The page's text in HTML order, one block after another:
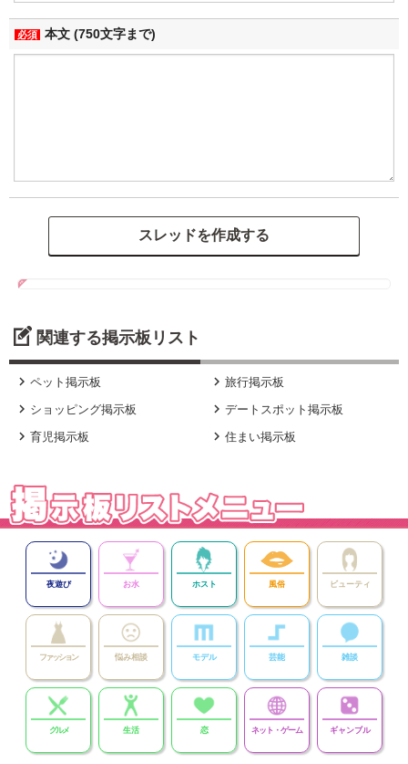
必須 本文 (750文字まで)
関連する掲示板リスト
 ペット掲示板  旅行掲示板
 ショッピング掲示板  デートスポット掲示板
 育児掲示板  住まい掲示板
夜遊び お水 ホスト 風俗 ビューティ
ファッション 悩み相談 モデル 芸能 雑談
グルメ 生活 恋 ネット・ゲーム ギャンブル